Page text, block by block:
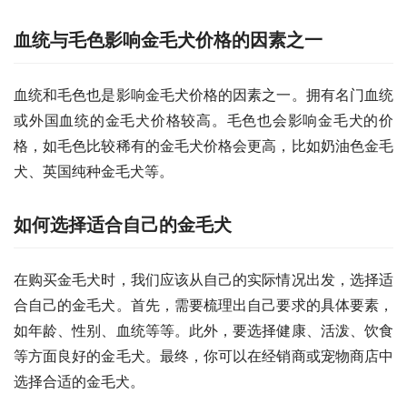
血统与毛色影响金毛犬价格的因素之一
血统和毛色也是影响金毛犬价格的因素之一。拥有名门血统
或外国血统的金毛犬价格较高。毛色也会影响金毛犬的价
格，如毛色比较稀有的金毛犬价格会更高，比如奶油色金毛
犬、英国纯种金毛犬等。
如何选择适合自己的金毛犬
在购买金毛犬时，我们应该从自己的实际情况出发，选择适
合自己的金毛犬。首先，需要梳理出自己要求的具体要素，
如年龄、性别、血统等等。此外，要选择健康、活泼、饮食
等方面良好的金毛犬。最终，你可以在经销商或宠物商店中
选择合适的金毛犬。